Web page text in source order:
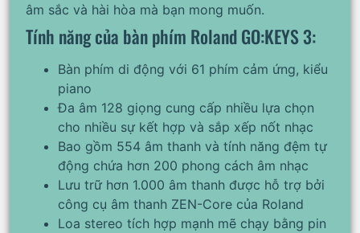
âm sắc và hài hòa mà bạn mong muốn.
Tính năng của bàn phím Roland GO:KEYS 3:
Bàn phím di động với 61 phím cảm ứng, kiểu
piano
Đa âm 128 giọng cung cấp nhiều lựa chọn
cho nhiều sự kết hợp và sắp xếp nốt nhạc
Bao gồm 554 âm thanh và tính năng đệm tự
động chứa hơn 200 phong cách âm nhạc
Lưu trữ hơn 1.000 âm thanh được hỗ trợ bởi
công cụ âm thanh ZEN-Core của Roland
Loa stereo tích hợp mạnh mẽ chạy bằng pin